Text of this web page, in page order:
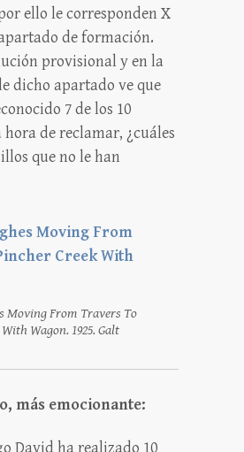
ello le corresponden X
de formación.
provisional y en la
dicho apartado ve que
7 de los 10
de reclamar, ¿cuáles
que no le han
Moving From Travers To
Wagon. 1925. Galt
más emocionante:
David ha realizado 10